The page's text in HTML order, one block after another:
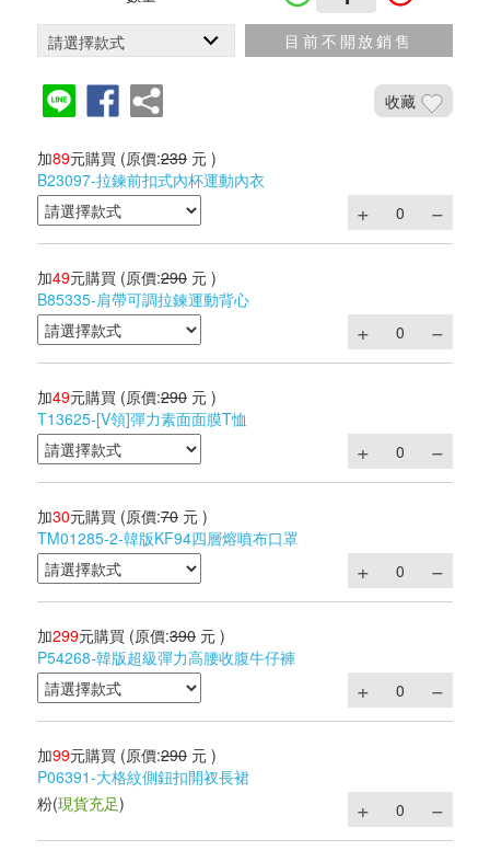
目前不開放銷售
收藏
加89元購買 (原價:239 元 )
B23097-拉鍊前扣式內杯運動內衣
加49元購買 (原價:290 元 )
B85335-肩帶可調拉鍊運動背心
加49元購買 (原價:290 元 )
T13625-[V領]彈力素面面膜T恤
加30元購買 (原價:70 元 )
TM01285-2-韓版KF94四層熔噴布口罩
加299元購買 (原價:390 元 )
P54268-韓版超級彈力高腰收腹牛仔褲
加99元購買 (原價:290 元 )
P06391-大格紋側鈕扣開衩長裙
粉(現貨充足)